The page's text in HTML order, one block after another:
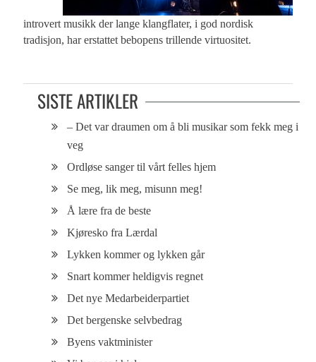
introvert musikk der lange klangflater, i god nordisk
tradisjon, har erstattet bebopens trillende virtuositet.
SISTE ARTIKLER
– Det var draumen om å bli musikar som fekk meg i
veg
Ordløse sanger til vårt felles hjem
Se meg, lik meg, misunn meg!
Å lære fra de beste
Kjøresko fra Lærdal
Lykken kommer og lykken går
Snart kommer heldigvis regnet
Det nye Medarbeiderpartiet
Det bergenske selvbedrag
Byens vaktminister